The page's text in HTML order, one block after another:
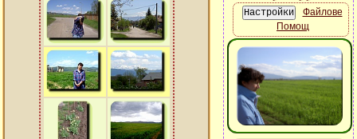
Файлове
Помощ